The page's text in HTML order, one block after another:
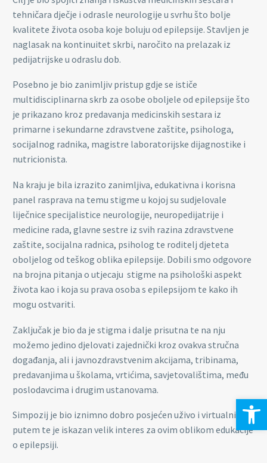
tehničara dječje i odrasle neurologije u svrhu što bolje
kvalitete života osoba koje boluju od epilepsije. Stavljen je
naglasak na kontinuitet skrbi, naročito na prelazak iz
pedijatrijske u odraslu dob.
Posebno je bio zanimljiv pristup gdje se ističe
multidisciplinarna skrb za osobe oboljele od epilepsije što
je prikazano kroz predavanja medicinskih sestara iz
primarne i sekundarne zdravstvene zaštite, psihologa,
socijalnog radnika, magistre laboratorijske dijagnostike i
nutricionista.
Na kraju je bila izrazito zanimljiva, edukativna i korisna
panel rasprava na temu stigme u kojoj su sudjelovale
liječnice specijalistice neurologije, neuropedijatrije i
medicine rada, glavne sestre iz svih razina zdravstvene
zaštite, socijalna radnica, psiholog te roditelj djeteta
oboljelog od teškog oblika epilepsije. Dobili smo odgovore
na brojna pitanja o utjecaju stigme na psihološki aspekt
života kao i koja su prava osoba s epilepsijom te kako ih
mogu ostvariti.
Zaključak je bio da je stigma i dalje prisutna te na nju
možemo jedino djelovati zajednički kroz ovakva stručna
događanja, ali i javnozdravstvenim akcijama, tribinama,
predavanjima u školama, vrtićima, savjetovalištima, među
poslodavcima i drugim ustanovama.
Simpozij je bio iznimno dobro posjećen uživo i virtualnim
putem te je iskazan velik interes za ovim oblikom edukacije
o epilepsiji.